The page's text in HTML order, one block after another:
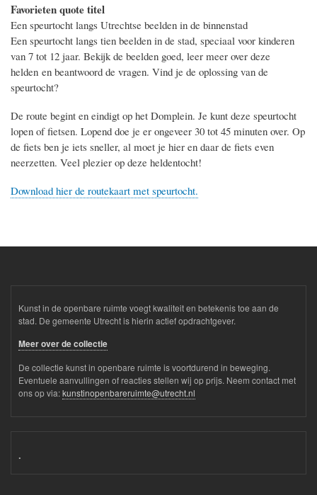
Favorieten quote titel
Een speurtocht langs Utrechtse beelden in de binnenstad
Een speurtocht langs tien beelden in de stad, speciaal voor kinderen
van 7 tot 12 jaar. Bekijk de beelden goed, leer meer over deze
helden en beantwoord de vragen. Vind je de oplossing van de
speurtocht?
De route begint en eindigt op het Domplein. Je kunt deze speurtocht
lopen of fietsen. Lopend doe je er ongeveer 30 tot 45 minuten over. Op
de fiets ben je iets sneller, al moet je hier en daar de fiets even
neerzetten. Veel plezier op deze heldentocht!
Download hier de routekaart met speurtocht.
Kunst in de openbare ruimte voegt kwaliteit en betekenis toe aan de
stad. De gemeente Utrecht is hierin actief opdrachtgever.
Meer over de collectie
De collectie kunst in openbare ruimte is voortdurend in beweging.
Eventuele aanvullingen of reacties stellen wij op prijs. Neem contact met
ons op via:kunstinopenbareruimte@utrecht.nl
.